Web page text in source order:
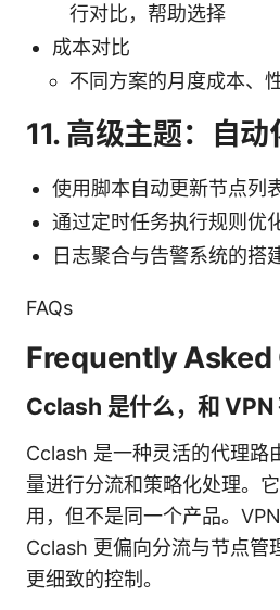
行对比，帮助选择
成本对比
不同方案的月度成本、
11. 高级主题：自
使用脚本自动更新节点列
通过定时任务执行规则优
日志聚合与告警系统的搭
FAQs
Frequently
Cclash 是什么，和 VPN
Cclash 是一种灵活的代理路
量进行分流和策略化处理。
用，但不是同一个产品。
Cclash 更偏向分流与节点管
更细致的控制。